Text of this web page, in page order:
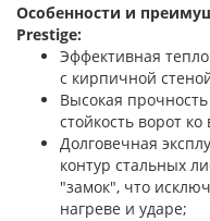
Особенности и
Prestige:
Эффективная
с кирпичной
Высокая
стойкость ворот
Долговечная
контур стальных
"замок", что
нагреве и ударе;